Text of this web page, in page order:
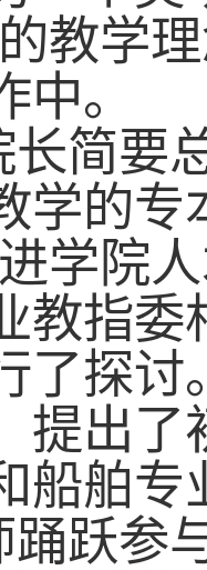
教学
。
长简要
学的专
学院
教指
了探讨
提出
船舶专
踊跃参